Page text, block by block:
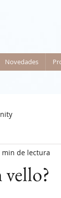
Novedades
vello?
min de lectura